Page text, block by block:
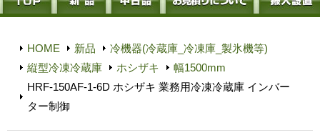
HOME 新品
冷機器(冷蔵庫_冷凍庫_製氷機等)
縦型冷凍冷蔵庫
ホシザキ
幅1500mm
HRF-150AF-1-6D ホシザキ 業務用冷凍冷蔵庫 インバー
ター制御